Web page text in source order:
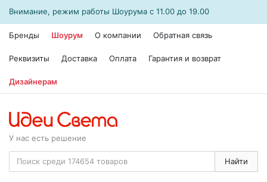
Внимание, режим работы Шоурума с 11.00 до 19.00
Бренды Шоурум О компании Обратная связь
Реквизиты Доставка Оплата Гарантия и возврат
Дизайнерам
У нас есть решение
Найти